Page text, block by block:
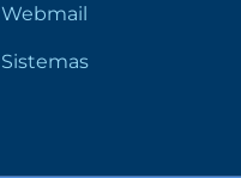
Webmail
Sistemas